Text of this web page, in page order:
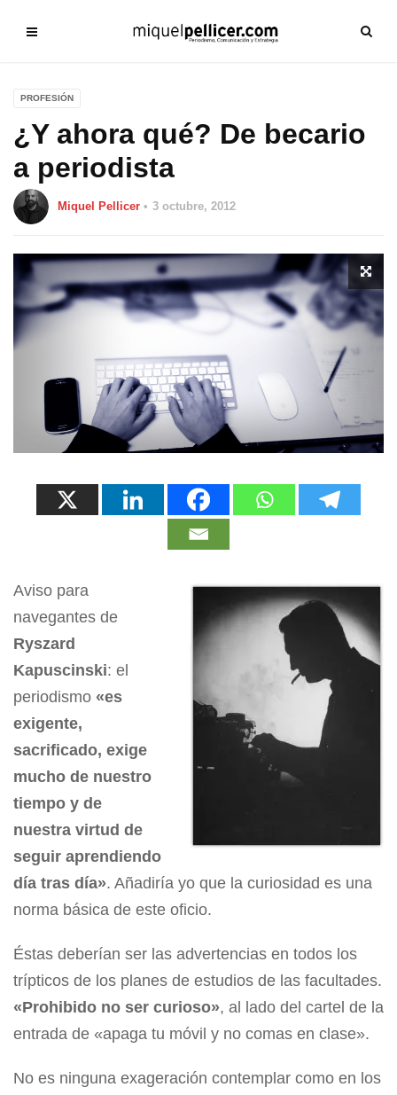
PROFESIÓN
¿Y ahora qué? De becario
a periodista
Miquel Pellicer 3 octubre, 2012
Aviso para
navegantes de
Ryszard
Kapuscinski: el
periodismo «es
exigente,
sacrificado, exige
mucho de nuestro
tiempo y de
nuestra virtud de
seguir aprendiendo
día tras día». Añadiría yo que la curiosidad es una
norma básica de este oficio.
Éstas deberían ser las advertencias en todos los
trípticos de los planes de estudios de las facultades.
«Prohibido no ser curioso», al lado del cartel de la
entrada de «apaga tu móvil y no comas en clase».
No es ninguna exageración contemplar como en los